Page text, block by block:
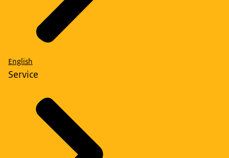
English
Service